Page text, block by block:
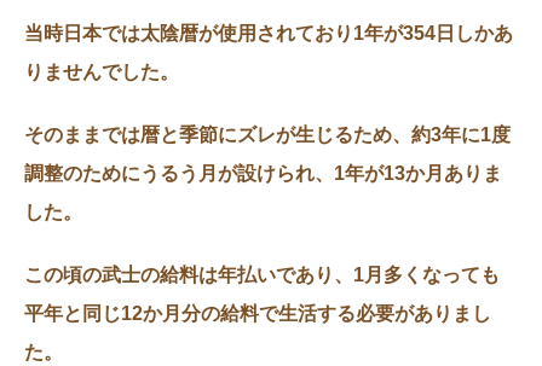
当時日本では太陰暦が使用されており1年が354日しかあ
りませんでした。
そのままでは暦と季節にズレが生じるため、約3年に1度
調整のためにうるう月が設けられ、1年が13か月ありま
した。
この頃の武士の給料は年払いであり、1月多くなっても
平年と同じ12か月分の給料で生活する必要がありまし
た。